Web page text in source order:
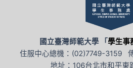
國立臺灣師範大學 「學生事
住服中心總機：(02)7749-3159
地址：106台北市和平東